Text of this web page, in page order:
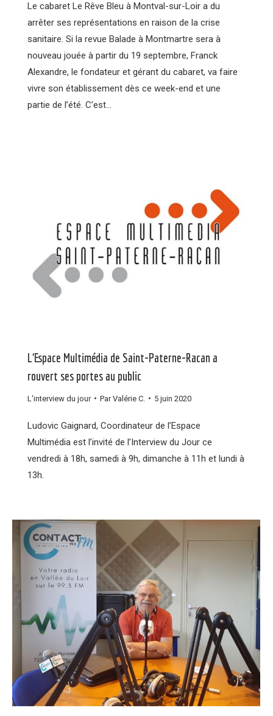
Le cabaret Le Rêve Bleu à Montval-sur-Loir a du
arrêter ses représentations en raison de la crise
sanitaire. Si la revue Balade à Montmartre sera à
nouveau jouée à partir du 19 septembre, Franck
Alexandre, le fondateur et gérant du cabaret, va faire
vivre son établissement dès ce week-end et une
partie de l’été. C’est…
L’Espace Multimédia de Saint-Paterne-Racan a
rouvert ses portes au public
L'interview du jour ParValérie C. 5 juin 2020
Ludovic Gaignard, Coordinateur de l’Espace
Multimédia est l’invité de l’Interview du Jour ce
vendredi à 18h, samedi à 9h, dimanche à 11h et lundi à
13h.